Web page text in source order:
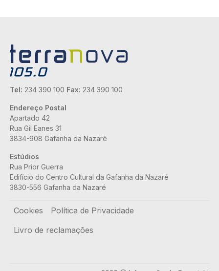
Tel: 234 390 100 Fax: 234 390 100
Endereço Postal
Apartado 42
Rua Gil Eanes 31
3834-908 Gafanha da Nazaré
Estúdios
Rua Prior Guerra
Edifício do Centro Cultural da Gafanha da Nazaré
3830-556 Gafanha da Nazaré
Rodapé
Cookies
Política de Privacidade
Livro de reclamações